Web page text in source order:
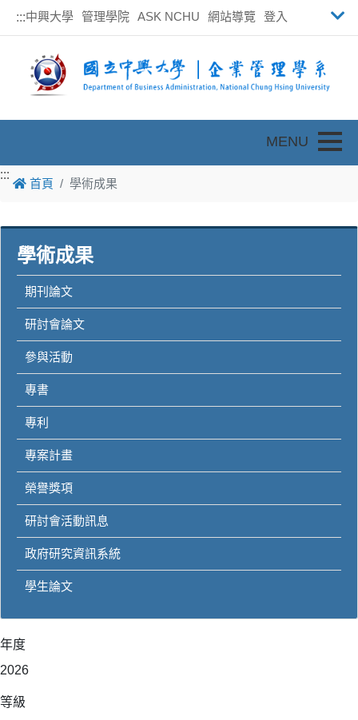
:::中興大學 管理學院 ASK NCHU 網站導覽 登入
:::
:::
首頁 學術成果
學術成果
期刊論文
研討會論文
參與活動
專書
專利
專案計畫
榮譽獎項
研討會活動訊息
政府研究資訊系統
學生論文
年度
2026
等級